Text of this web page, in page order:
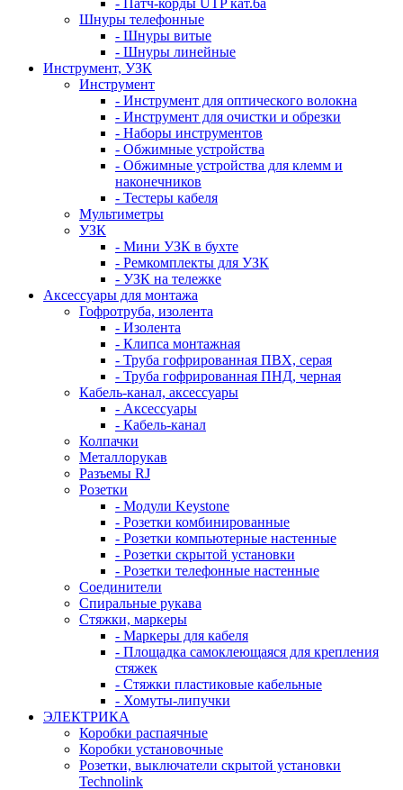
- Патч-корды UTP кат.6а
Шнуры телефонные
- Шнуры витые
- Шнуры линейные
Инструмент, УЗК
Инструмент
- Инструмент для оптического волокна
- Инструмент для очистки и обрезки
- Наборы инструментов
- Обжимные устройства
- Обжимные устройства для клемм и
наконечников
- Тестеры кабеля
Мультиметры
УЗК
- Мини УЗК в бухте
- Ремкомплекты для УЗК
- УЗК на тележке
Аксессуары для монтажа
Гофротруба, изолента
- Изолента
- Клипса монтажная
- Труба гофрированная ПВХ, серая
- Труба гофрированная ПНД, черная
Кабель-канал, аксессуары
- Аксессуары
- Кабель-канал
Колпачки
Металлорукав
Разъемы RJ
Розетки
- Модули Keystone
- Розетки комбинированные
- Розетки компьютерные настенные
- Розетки скрытой установки
- Розетки телефонные настенные
Соединители
Спиральные рукава
Стяжки, маркеры
- Маркеры для кабеля
- Площадка самоклеющаяся для крепления
стяжек
- Стяжки пластиковые кабельные
- Хомуты-липучки
ЭЛЕКТРИКА
Коробки распаячные
Коробки установочные
Розетки, выключатели скрытой установки
Technolink